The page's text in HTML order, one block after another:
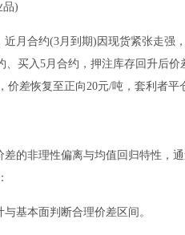
品)
月合约(3月到期)因现货紧张走强
、买入5月合约，押注库存回升后
价差恢复至正向20元/吨，套利者平
差的非理性偏离与均值回归特性，
基本面判断合理价差区间。